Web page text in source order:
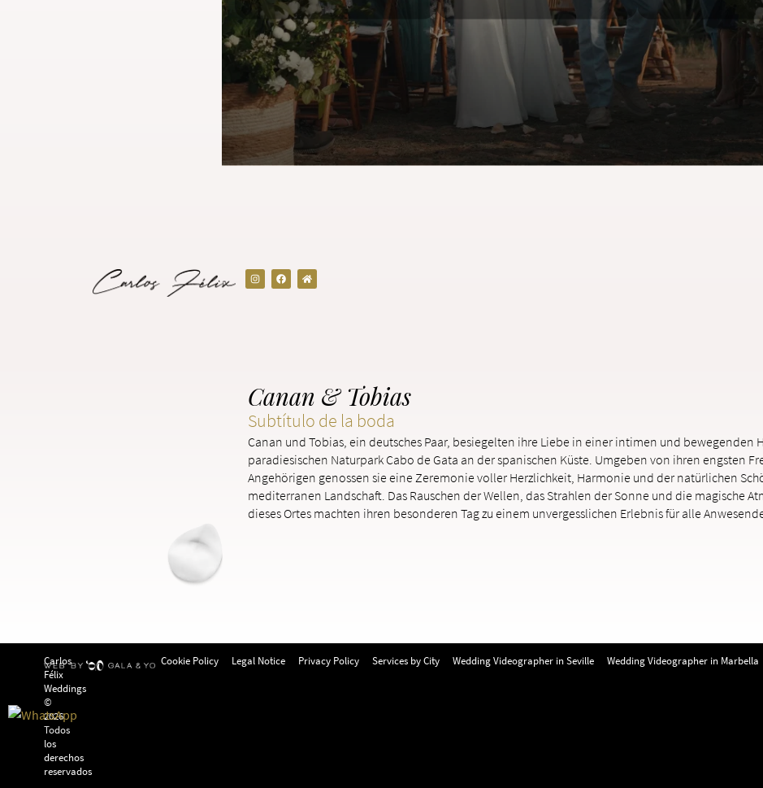
Canan & Tobias
Subtítulo de la boda
Canan und Tobias, ein deutsches Paar, besiegelten ihre Liebe in einer intimen und bewegenden
paradiesischen Naturpark Cabo de Gata an der spanischen Küste. Umgeben von ihren engsten
Angehörigen genossen sie eine Zeremonie voller Herzlichkeit, Harmonie und der natürlichen
mediterranen Landschaft. Das Rauschen der Wellen, das Strahlen der Sonne und die magische
dieses Ortes machten ihren besonderen Tag zu einem unvergesslichen Erlebnis für alle
Carlos
Félix
Weddings
©
2026
Todos
los
derechos
reservados
Cookie Policy Legal Notice Privacy Policy Services by City Wedding Videographer in Seville Wedding Videographer in Marbella